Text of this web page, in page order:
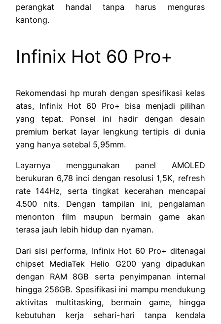
perangkat handal tanpa harus menguras
kantong.
Infinix Hot 60 Pro+
Rekomendasi hp murah dengan spesifikasi kelas
atas, Infinix Hot 60 Pro+ bisa menjadi pilihan
yang tepat. Ponsel ini hadir dengan desain
premium berkat layar lengkung tertipis di dunia
yang hanya setebal 5,95mm.
Layarnya menggunakan panel AMOLED
berukuran 6,78 inci dengan resolusi 1,5K, refresh
rate 144Hz, serta tingkat kecerahan mencapai
4.500 nits. Dengan tampilan ini, pengalaman
menonton film maupun bermain game akan
terasa jauh lebih hidup dan nyaman.
Dari sisi performa, Infinix Hot 60 Pro+ ditenagai
chipset MediaTek Helio G200 yang dipadukan
dengan RAM 8GB serta penyimpanan internal
hingga 256GB. Spesifikasi ini mampu mendukung
aktivitas multitasking, bermain game, hingga
kebutuhan kerja sehari-hari tanpa kendala